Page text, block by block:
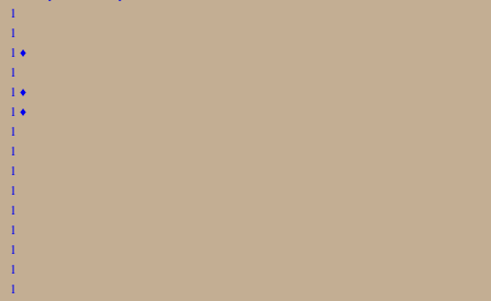
1
1
1 ♦
1
1 ♦
1 ♦
1
1
1
1
1
1
1
1
1